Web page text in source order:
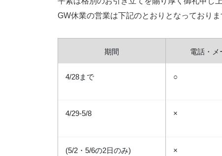
GW休業の営業は下記のとおりとなっておりま
期間 電話・メ
4/28まで ○
4/29-5/8 ×
(5/2・5/6の2日のみ) ×